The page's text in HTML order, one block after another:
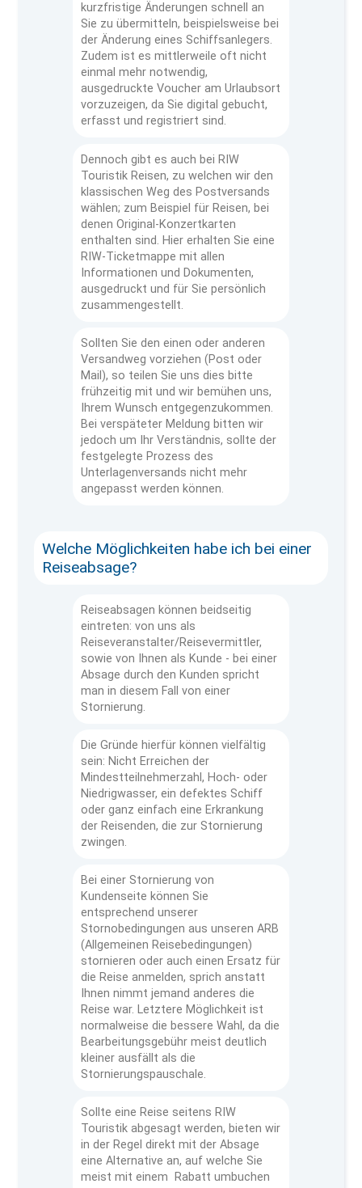
kurzfristige Änderungen schnell an
Sie zu übermitteln, beispielsweise bei
der Änderung eines Schiffsanlegers.
Zudem ist es mittlerweile oft nicht
einmal mehr notwendig,
ausgedruckte Voucher am Urlaubsort
vorzuzeigen, da Sie digital gebucht,
erfasst und registriert sind.
Dennoch gibt es auch bei RIW
Touristik Reisen, zu welchen wir den
klassischen Weg des Postversands
wählen; zum Beispiel für Reisen, bei
denen Original-Konzertkarten
enthalten sind. Hier erhalten Sie eine
RIW-Ticketmappe mit allen
Informationen und Dokumenten,
ausgedruckt und für Sie persönlich
zusammengestellt.
Sollten Sie den einen oder anderen
Versandweg vorziehen (Post oder
Mail), so teilen Sie uns dies bitte
frühzeitig mit und wir bemühen uns,
Ihrem Wunsch entgegenzukommen.
Bei verspäteter Meldung bitten wir
jedoch um Ihr Verständnis, sollte der
festgelegte Prozess des
Unterlagenversands nicht mehr
angepasst werden können.
Welche Möglichkeiten habe ich bei einer
Reiseabsage?
Reiseabsagen können beidseitig
eintreten: von uns als
Reiseveranstalter/Reisevermittler,
sowie von Ihnen als Kunde - bei einer
Absage durch den Kunden spricht
man in diesem Fall von einer
Stornierung.
Die Gründe hierfür können vielfältig
sein: Nicht Erreichen der
Mindestteilnehmerzahl, Hoch- oder
Niedrigwasser, ein defektes Schiff
oder ganz einfach eine Erkrankung
der Reisenden, die zur Stornierung
zwingen.
Bei einer Stornierung von
Kundenseite können Sie
entsprechend unserer
Stornobedingungen aus unseren ARB
(Allgemeinen Reisebedingungen)
stornieren oder auch einen Ersatz für
die Reise anmelden, sprich anstatt
Ihnen nimmt jemand anderes die
Reise war. Letztere Möglichkeit ist
normalweise die bessere Wahl, da die
Bearbeitungsgebühr meist deutlich
kleiner ausfällt als die
Stornierungspauschale.
Sollte eine Reise seitens RIW
Touristik abgesagt werden, bieten wir
in der Regel direkt mit der Absage
eine Alternative an, auf welche Sie
meist mit einem Rabatt umbuchen